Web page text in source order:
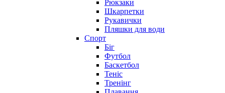
Рюкзаки
Шкарпетки
Рукавички
Пляшки для води
Спорт
Біг
Футбол
Баскетбол
Теніс
Тренінг